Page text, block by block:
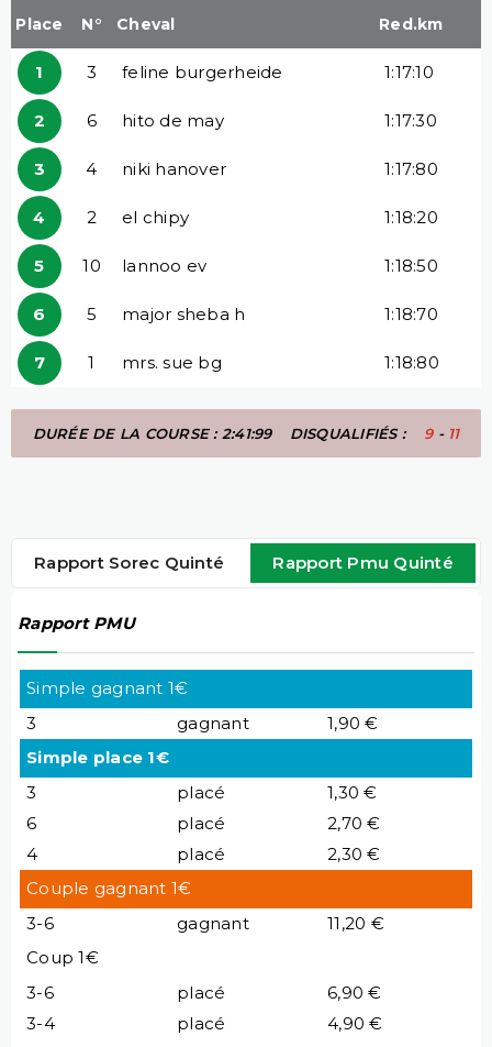
Place N° Cheval Red.km
1 3 feline burgerheide 1:17:10
2 6 hito de may 1:17:30
3 4 niki hanover 1:17:80
4 2 el chipy 1:18:20
5 10 lannoo ev 1:18:50
6 5 major sheba h 1:18:70
7 1 mrs. sue bg 1:18:80
DURÉE DE LA COURSE : 2:41:99 DISQUALIFIÉS : 9- 11
Rapport Sorec Quinté Rapport Pmu Quinté
Rapport PMU
Simple gagnant 1€
3
gagnant
1,90 €
Simple place 1€
3
placé
1,30 €
6
placé
2,70 €
4
placé
2,30 €
Couple gagnant 1€
3-6
gagnant
11,20 €
Coup 1€
3-6
placé
6,90 €
3-4
placé
4,90 €